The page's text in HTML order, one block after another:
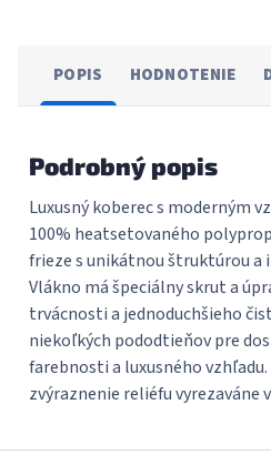
POPIS HODNOTENIE
Podrobný popis
Luxusný koberec s moderným
100% heatsetovaného
frieze s unikátnou štruktúrou a
Vlákno má špeciálny skrut a
trvácnosti a jednoduchšieho
niekoľkých pododtieňov pre
farebnosti a luxusného
zvýraznenie reliéfu vyrezaváne